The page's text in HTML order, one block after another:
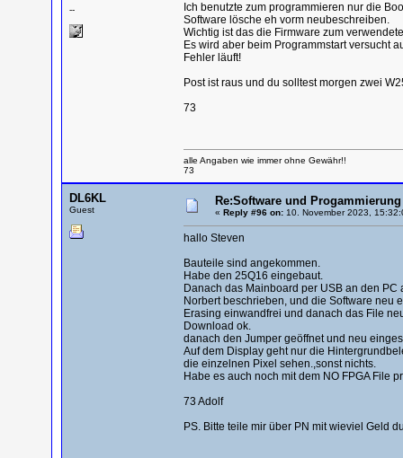
--
Ich benutzte zum programmieren nur die
Software lösche eh vorm neubeschreiben.
Wichtig ist das die Firmware zum
Es wird aber beim Programmstart versucht
Fehler läuft!
Post ist raus und du solltest morgen zwei
73
alle Angaben wie immer ohne Gewähr!!
73
DL6KL
Guest
Re:Software und
« Reply #96 on:10. November 2023,
hallo Steven
Bauteile sind angekommen.
Habe den 25Q16 eingebaut.
Danach das Mainboard per USB an den PC
Norbert beschrieben, und die Software neu
Erasing einwandfrei und danach das File
Download ok.
danach den Jumper geöffnet und neu
Auf dem Display geht nur die
die einzelnen Pixel sehen.,sonst nichts.
Habe es auch noch mit dem NO FPGA File
73 Adolf
PS. Bitte teile mir über PN mit wieviel Geld